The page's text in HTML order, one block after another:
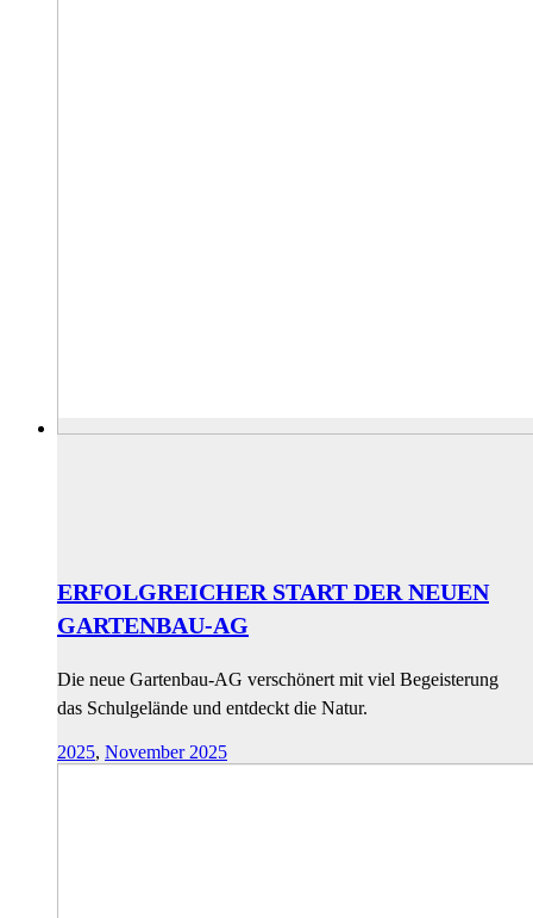
ERFOLGREICHER START DER NEUEN
GARTENBAU-AG
Die neue Gartenbau-AG verschönert mit viel Begeisterung
das Schulgelände und entdeckt die Natur.
2025, November 2025